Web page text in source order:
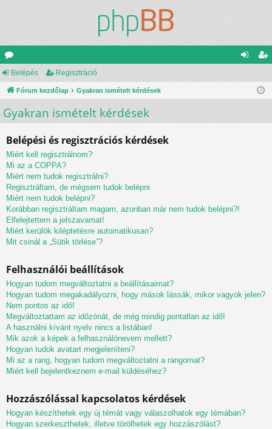
ór
u
m
is
Belépés Regisztráció
Fórum kezdőlap Gyakran ismételt kérdések
Gyakran ismételt kérdések
Belépési és regisztrációs kérdések
Miért kell regisztrálnom?
Mi az a COPPA?
Miért nem tudok regisztrálni?
Regisztráltam, de mégsem tudok belépni
Miért nem tudok belépni?
Korábban regisztráltam magam, azonban már nem tudok belépni?!
Elfelejtettem a jelszavamat!
Miért kerülök kiléptetésre automatikusan?
Mit csinál a „Sütik törlése”?
Felhasználói beállítások
Hogyan tudom megváltoztatni a beállításaimat?
Hogyan tudom megakadályozni, hogy mások lássák, mikor vagyok jelen?
Nem pontos az idő!
Megváltoztattam az időzónát, de még mindig pontatlan az idő!
A használni kívánt nyelv nincs a listában!
Mik azok a képek a felhasználónevem mellett?
Hogyan tudok avatart megjeleníteni?
Mi az a rang, hogyan tudom megváltoztatni a rangomat?
Miért kell bejelentkeznem e-mail küldéséhez?
Hozzászólással kapcsolatos kérdések
Hogyan készíthetek egy új témát vagy válaszolhatok egy témában?
Hogyan szerkeszthetek, illetve törölhetek egy hozzászólást?